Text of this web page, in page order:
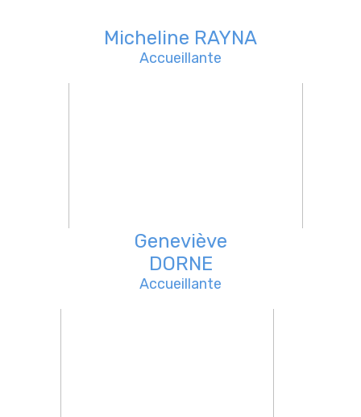
Micheline RAYNA
Accueillante
Geneviève
DORNE
Accueillante